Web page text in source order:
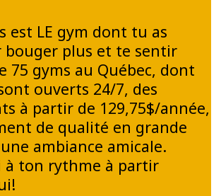
est LE gym dont tu as
bouger plus et te sentir
75 gyms au Québec, dont
ouverts 24/7, des
à partir de 129,75$/année,
de qualité en grande
ambiance amicale.
à ton rythme à partir